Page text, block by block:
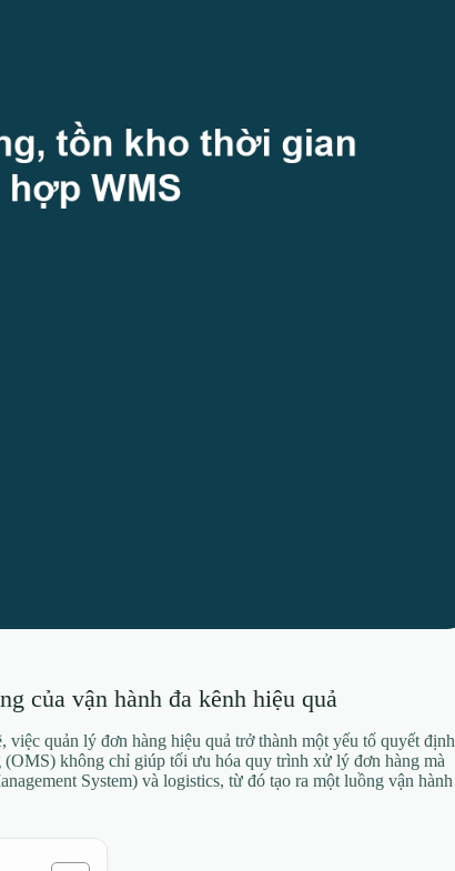
của vận hành đa kênh hiệu quả
quản lý đơn hàng hiệu quả trở thành một yếu tố quyết định
không chỉ giúp tối ưu hóa quy trình xử lý đơn hàng mà
System) và logistics, từ đó tạo ra một luồng vận hành